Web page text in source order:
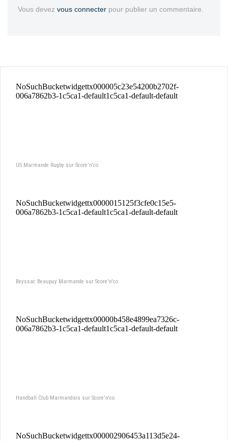
Vous devez vous connecter pour publier un commentaire.
US Marmande Rugby sur Score'n'co
Beyssac Beaupuy Marmande sur Score'n'co
Handball Club Marmandais sur Score'n'co